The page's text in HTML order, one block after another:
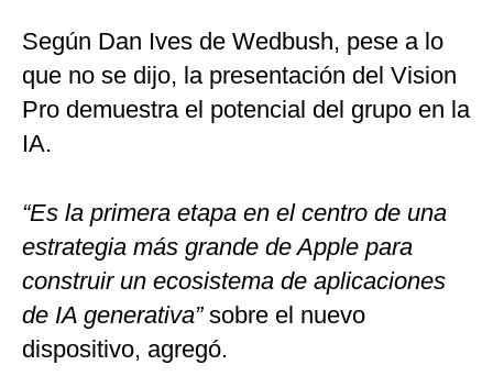
Según Dan Ives de Wedbush, pese a lo
que no se dijo, la presentación del Vision
Pro demuestra el potencial del grupo en la
IA.
“Es la primera etapa en el centro de una
estrategia más grande de Apple para
construir un ecosistema de aplicaciones
de IA generativa”sobre el nuevo
dispositivo, agregó.